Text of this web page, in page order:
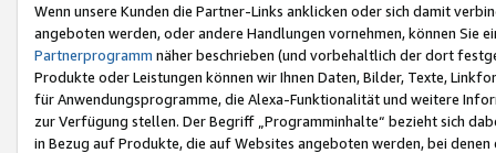
Wenn unsere Kunden die Partner-Links anklicken oder sich damit
angeboten werden, oder andere Handlungen vornehmen, können Sie
Partnerprogramm näher beschrieben (und vorbehaltlich der dort
Produkte oder Leistungen können wir Ihnen Daten, Bilder, Texte,
für Anwendungsprogramme, die Alexa-Funktionalität und weitere
zur Verfügung stellen. Der Begriff „Programminhalte“ bezieht sich
in Bezug auf Produkte, die auf Websites angeboten werden, bei